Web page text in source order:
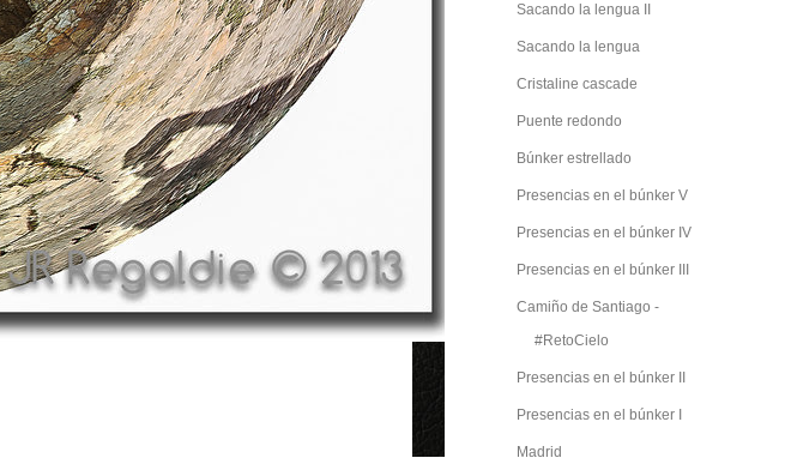
Sacando la lengua II
Sacando la lengua
Cristaline cascade
Puente redondo
Búnker estrellado
Presencias en el búnker V
Presencias en el búnker IV
Presencias en el búnker III
Camiño de Santiago -
#RetoCielo
Presencias en el búnker II
Presencias en el búnker I
Madrid